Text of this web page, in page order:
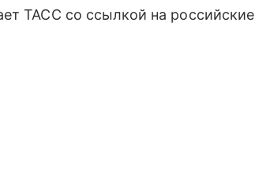
ТАСС со ссылкой на российские